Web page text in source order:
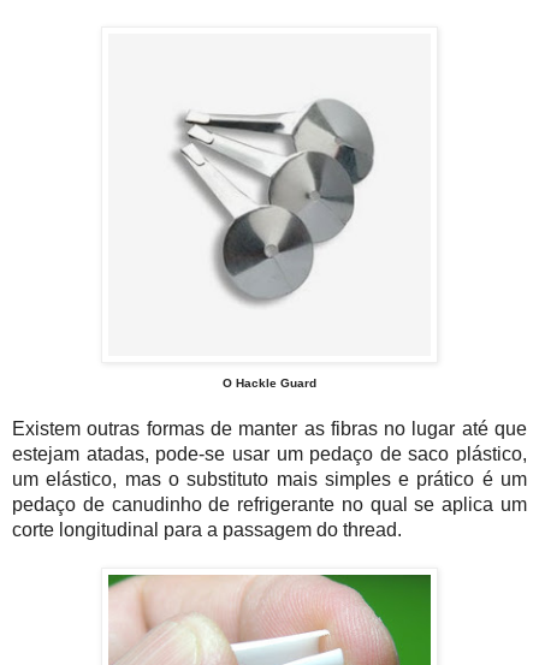
O Hackle Guard
Existem outras formas de manter as fibras no lugar até que
estejam atadas, pode-se usar um pedaço de saco plástico,
um elástico, mas o substituto mais simples e prático é um
pedaço de canudinho de refrigerante no qual se aplica um
corte longitudinal para a passagem do thread.